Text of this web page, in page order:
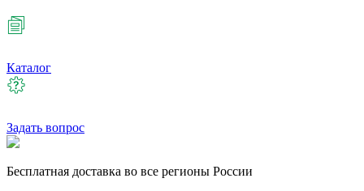
Каталог
Задать вопрос
Бесплатная доставка во все регионы России